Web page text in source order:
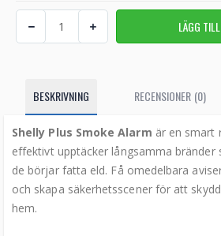
BESKRIVNING RECENSIONER (0)
Shelly Plus Smoke Alarm är en smart
effektivt upptäcker långsamma bränder
de börjar fatta eld. Få omedelbara
och skapa säkerhetsscener för att
hem.